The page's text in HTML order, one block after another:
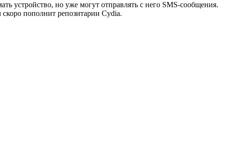
устройство, но уже могут отправлять с него SMS-сообщения.
пополнит репозитарии Cydia.